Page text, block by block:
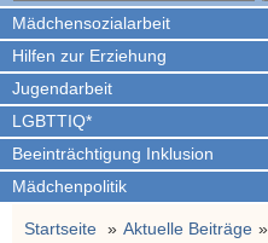
Mädchen­sozialarbeit
Hilfen zur Erziehung
Jugendarbeit
LGBTTIQ*
Beeinträchtigung Inklusion
Mädchenpolitik
Startseite Aktuelle Beiträge